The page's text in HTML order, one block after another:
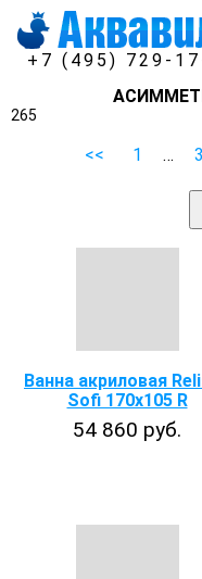
+7 (495) 729-
265
<< 1 … 3
Ванна акриловая
Sofi 170x105 R
54 860 руб.